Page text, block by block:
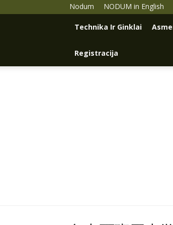
Nodum NODUM in English
Technika Ir Ginklai
Registracija